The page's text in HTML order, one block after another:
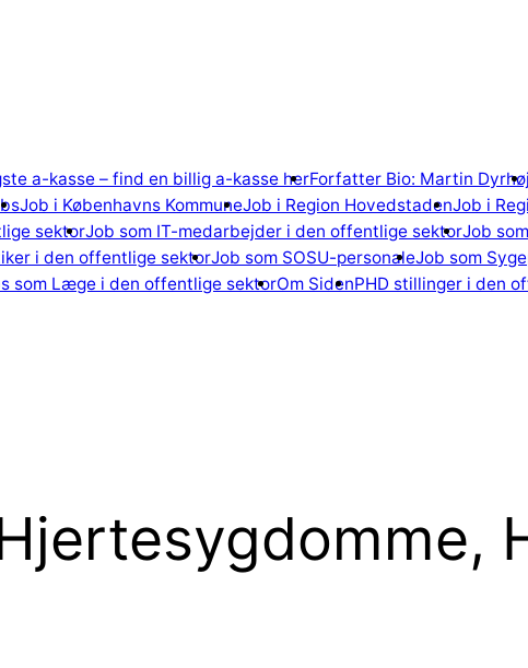
a-kasse – find en billig a-kasse herForfatter Bio: Martin Dyrhøj
Job i Københavns KommuneJob i Region HovedstadenJob i
sektorJob som IT-medarbejder i den offentlige sektorJob
i den offentlige sektorJob som SOSU-personaleJob som
som Læge i den offentlige sektorOm SidenPHD stillinger i den